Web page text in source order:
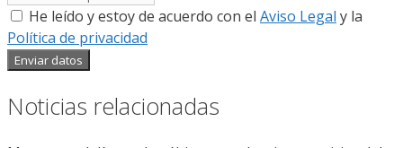
He leído y estoy de acuerdo con el Aviso Legal y la
Política de privacidad
Enviar datos
Noticias relacionadas